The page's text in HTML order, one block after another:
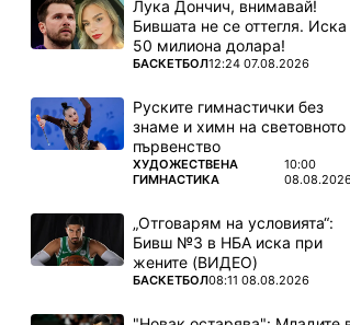
Лука Дончич, внимавай!
Бившата не се оттегля. Иска
50 милиона долара!
ПОВЕЧЕ ОТ
БАСКЕТБОЛ12:24 07.08.2026
Руските гимнастички без
знаме и химн на световното
първенство
ПОВЕЧЕ ОТ
ХУДОЖЕСТВЕНА
ГИМНАСТИКА
10:00
„Отговарям на условията“:
Бивш №3 в НБА иска при
жените (ВИДЕО)
ПОВЕЧЕ ОТ
БАСКЕТБОЛ08:11 08.08.2026